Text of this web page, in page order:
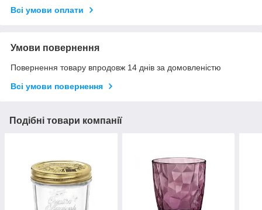
Всі умови оплати
Умови повернення
Повернення товару впродовж 14 днів за домовленістю
Всі умови повернення
Подібні товари компанії